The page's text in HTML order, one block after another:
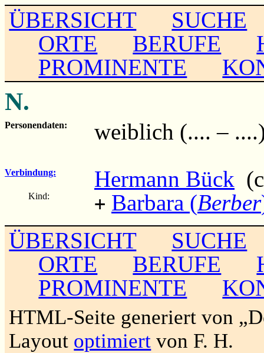
ÜBERSICHT
SUCHE
ORTE
BERUFE
PROMINENTE
N.
Personendaten: weiblich (.... –
Verbindung: Hermann Bück
Kind: + Barbara (Berber
ÜBERSICHT
SUCHE
ORTE
BERUFE
PROMINENTE
HTML-Seite generiert von
Layout optimiert von F. H.